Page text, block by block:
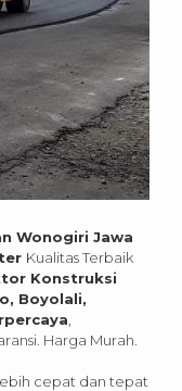
Wonogiri Jawa
Kualitas Terbaik
Konstruksi
Boyolali,
Harga Murah.
cepat dan tepat